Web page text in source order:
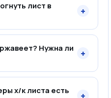
лист в
+
Нужна ли
+
х/к листа есть
+